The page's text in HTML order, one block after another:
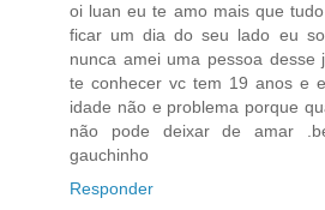
oi luan eu te amo mais que
ficar um dia do seu lado eu
nunca amei uma pessoa
te conhecer vc tem 19 anos e
idade não e problema porque
não pode deixar de amar
gauchinho
Responder